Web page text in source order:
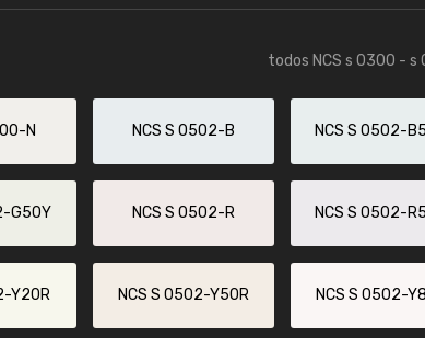
todos NCS s 0300 - s
N NCS S 0502-B NCS S 0502-
G50Y NCS S 0502-R NCS S 0502-
Y20R NCS S 0502-Y50R NCS S 0502-